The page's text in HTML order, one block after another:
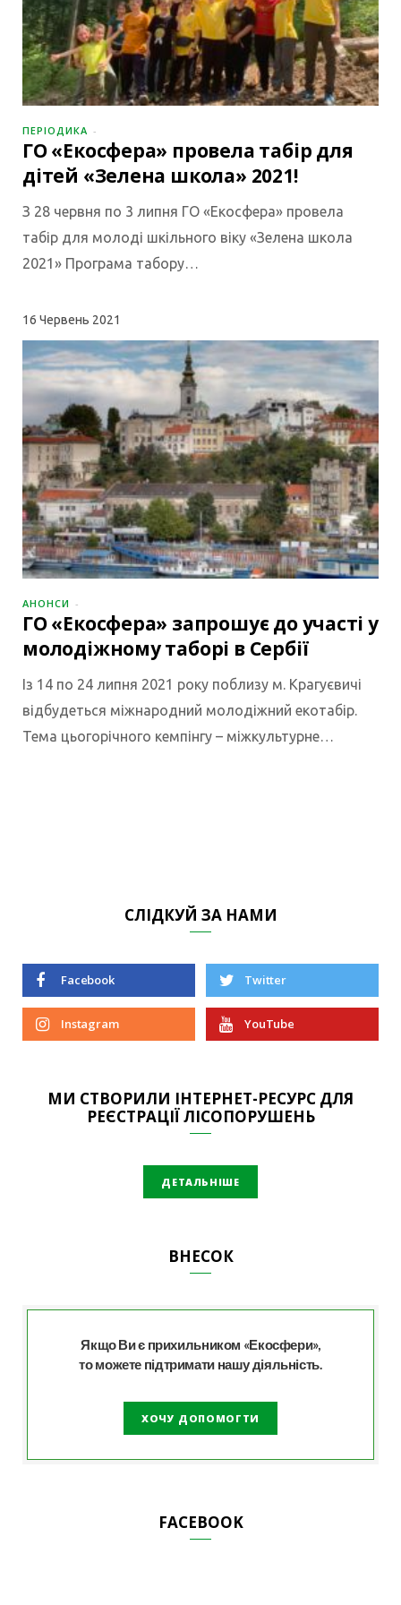
ПЕРІОДИКА
ГО «Екосфера» провела табір для
дітей «Зелена школа» 2021!
З 28 червня по 3 липня ГО «Екосфера» провела
табір для молоді шкільного віку «Зелена школа
2021» Програма табору…
16 Червень 2021
АНОНСИ
ГО «Екосфера» запрошує до участі у
молодіжному таборі в Сербії
Із 14 по 24 липня 2021 року поблизу м. Крагуєвичі
відбудеться міжнародний молодіжний екотабір.
Тема цьогорічного кемпінгу – міжкультурне…
СЛІДКУЙ ЗА НАМИ
Facebook Twitter
Instagram YouTube
МИ СТВОРИЛИ ІНТЕРНЕТ-РЕСУРС ДЛЯ
РЕЄСТРАЦІЇ ЛІСОПОРУШЕНЬ
ДЕТАЛЬНІШЕ
ВНЕСОК
Якщо Ви є прихильником «Екосфери»,
то можете підтримати нашу діяльність.
ХОЧУ ДОПОМОГТИ
FACEBOOK